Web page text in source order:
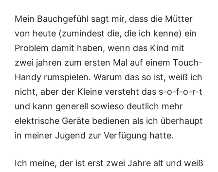
Mein Bauchgefühl sagt mir, dass die Mütter
von heute (zumindest die, die ich kenne) ein
Problem damit haben, wenn das Kind mit
zwei jahren zum ersten Mal auf einem Touch-
Handy rumspielen. Warum das so ist, weiß ich
nicht, aber der Kleine versteht das s-o-f-o-r-t
und kann generell sowieso deutlich mehr
elektrische Geräte bedienen als ich überhaupt
in meiner Jugend zur Verfügung hatte.
Ich meine, der ist erst zwei Jahre alt und weiß